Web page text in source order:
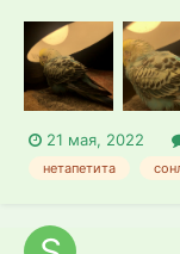
мелоксикам(0.1мл
одну капельку как
давала
21 мая, 2022
нетапетита